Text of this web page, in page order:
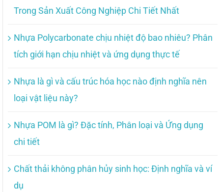
Trong Sản Xuất Công Nghiệp Chi Tiết Nhất
Nhựa Polycarbonate chịu nhiệt độ bao nhiêu? Phân
tích giới hạn chịu nhiệt và ứng dụng thực tế
Nhựa là gì và cấu trúc hóa học nào định nghĩa nên
loại vật liệu này?
Nhựa POM là gì? Đặc tính, Phân loại và Ứng dụng
chi tiết
Chất thải không phân hủy sinh học: Định nghĩa và ví
dụ